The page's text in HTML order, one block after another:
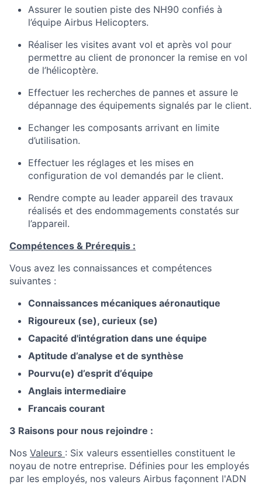
Assurer le soutien piste des NH90 confiés à
l’équipe Airbus Helicopters.
Réaliser les visites avant vol et après vol pour
permettre au client de prononcer la remise en vol
de l’hélicoptère.
Effectuer les recherches de pannes et assure le
dépannage des équipements signalés par le client.
Echanger les composants arrivant en limite
d’utilisation.
Effectuer les réglages et les mises en
configuration de vol demandés par le client.
Rendre compte au leader appareil des travaux
réalisés et des endommagements constatés sur
l’appareil.
Compétences & Prérequis :
Vous avez les connaissances et compétences
suivantes :
Connaissances mécaniques aéronautique
Rigoureux (se), curieux (se)
Capacité d'intégration dans une équipe
Aptitude d’analyse et de synthèse
Pourvu(e) d’esprit d’équipe
Anglais intermediaire
Francais courant
3 Raisons pour nous rejoindre :
Nos Valeurs : Six valeurs essentielles constituent le
noyau de notre entreprise. Définies pour les employés
par les employés, nos valeurs Airbus façonnent l'ADN